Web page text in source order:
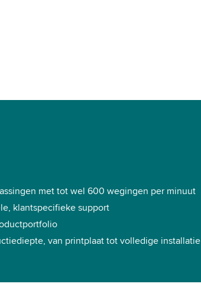
met tot wel 600 wegingen per minuut
klantspecifieke support
van printplaat tot volledige installatie